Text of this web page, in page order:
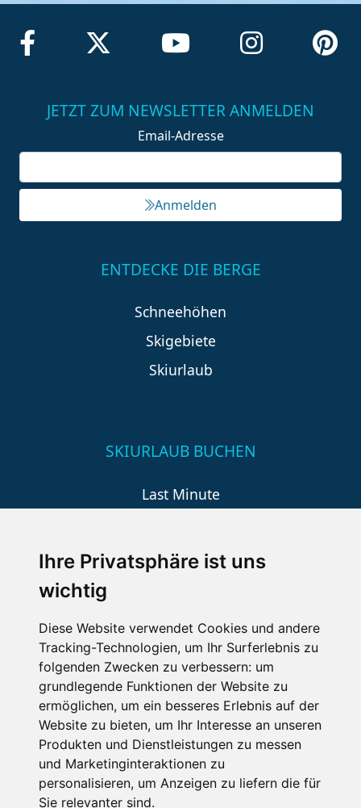
Ihre Privatsphäre ist uns
wichtig
Diese Website verwendet Cookies und andere
Tracking-Technologien, um Ihr Surferlebnis zu
folgenden Zwecken zu verbessern: um
grundlegende Funktionen der Website zu
ermöglichen, um ein besseres Erlebnis auf der
Website zu bieten, um Ihr Interesse an unseren
Produkten und Dienstleistungen zu messen
und Marketinginteraktionen zu
personalisieren, um Anzeigen zu liefern die für
Sie relevanter sind.
JETZT ZUM NEWSLETTER ANMELDEN
Email-Adresse
Anmelden
ENTDECKE DIE BERGE
Schneehöhen
Skigebiete
Skiurlaub
SKIURLAUB BUCHEN
Last Minute
Wellness
SCHNEEHÖHEN SKI APP
Die Schneehoehen Ski APP für iOS und Android - Ein
Muss für alle Wintersportler und Schneefreaks!